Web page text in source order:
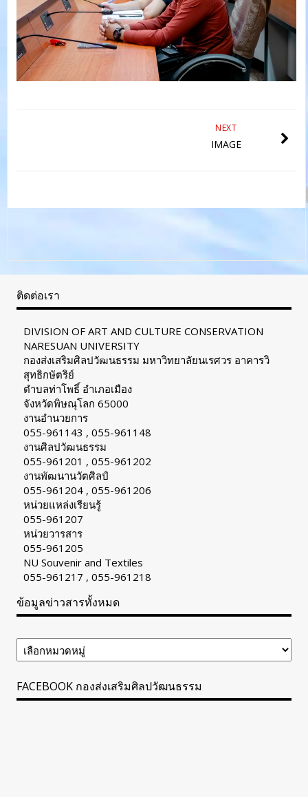
NEXT
IMAGE
ติดต่อเรา
DIVISION OF ART AND CULTURE CONSERVATION
NARESUAN UNIVERSITY
กองส่งเสริมศิลปวัฒนธรรม มหาวิทยาลัยนเรศวร อาคารวิ
สุทธิกษัตริย์
ตำบลท่าโพธิ์ อำเภอเมือง
จังหวัดพิษณุโลก 65000
งานอำนวยการ
055-961143 , 055-961148
งานศิลปวัฒนธรรม
055-961201 , 055-961202
งานพัฒนานวัตศิลป์
055-961204 , 055-961206
หน่วยแหล่งเรียนรู้
055-961207
หน่วยวารสาร
055-961205
NU Souvenir and Textiles
055-961217 , 055-961218
ข้อมูลข่าวสารทั้งหมด
ข้อมูล
ข่าวสาร
FACEBOOK กองส่งเสริมศิลปวัฒนธรรม